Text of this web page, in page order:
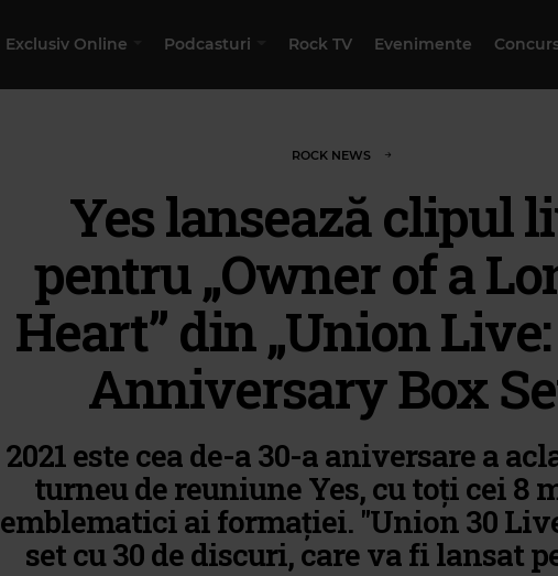
Exclusiv Online Podcasturi Rock TV Evenimente
ROCK NEWS
Yes lansează clipul
pentru „Owner of a
Heart” din „Union
Anniversary Box
2021 este cea de-a 30-a aniversare a
turneu de reuniune Yes, cu toți cei 8
emblematici ai formației. "Union 30
set cu 30 de discuri, care va fi lansat